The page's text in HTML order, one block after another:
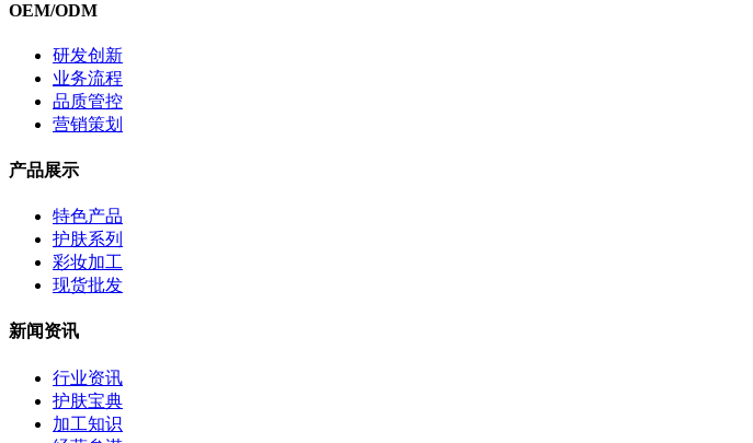
OEM/ODM
研发创新
业务流程
品质管控
营销策划
产品展示
特色产品
护肤系列
彩妆加工
现货批发
新闻资讯
行业资讯
护肤宝典
加工知识